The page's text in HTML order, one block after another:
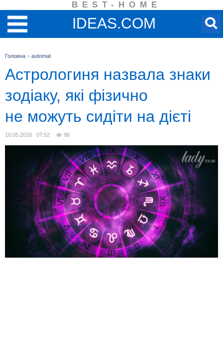
BEST-HOME
IDEAS.COM
Головна > automat
Астрологиня назвала знаки
зодіаку, які фізично
не можуть сидіти на дієті
10.05.2026 07:52 98